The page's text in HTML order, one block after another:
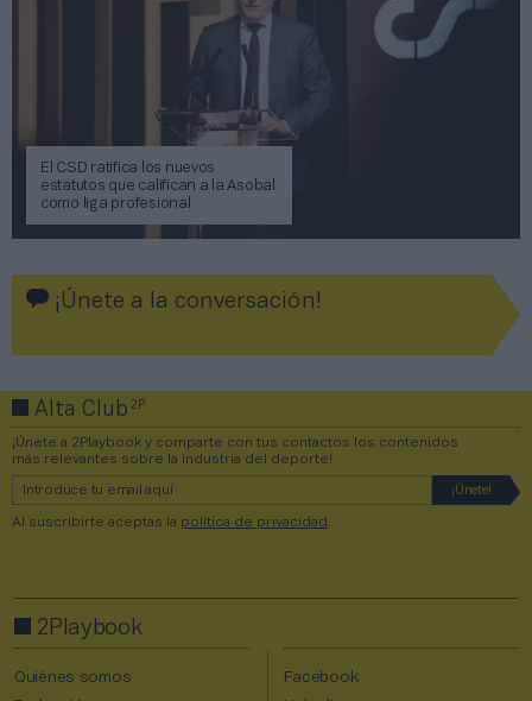
El CSD ratifica los nuevos
estatutos que califican a la Asobal
como liga profesional
¡Únete a la conversación!
Alta Club2P
¡Únete a 2Playbook y comparte con tus contactos los contenidos
más relevantes sobre la industria del deporte!
Al suscribirte aceptas la política de privacidad .
2Playbook
Quiénes somos
Facebook